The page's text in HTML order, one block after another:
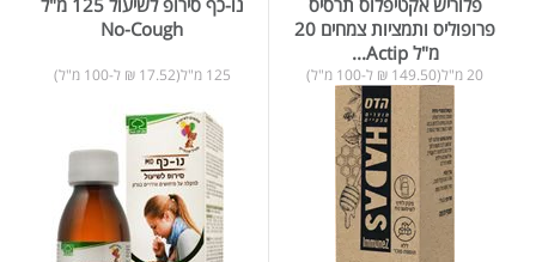
פרופוליס ותמציות צמחים 20
מ"ל Actip...
20 מ"ל(149.50 ₪ ל-100 מ"ל)
No-Cough
125 מ"ל(17.52 ₪ ל-100 מ"ל)